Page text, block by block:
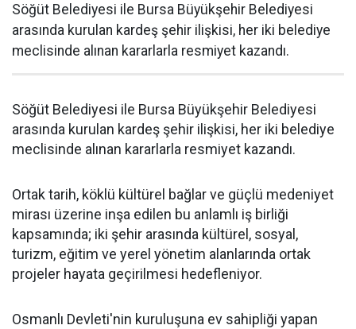
Söğüt Belediyesi ile Bursa Büyükşehir Belediyesi
arasında kurulan kardeş şehir ilişkisi, her iki belediye
meclisinde alınan kararlarla resmiyet kazandı.
Söğüt Belediyesi ile Bursa Büyükşehir Belediyesi
arasında kurulan kardeş şehir ilişkisi, her iki belediye
meclisinde alınan kararlarla resmiyet kazandı.
Ortak tarih, köklü kültürel bağlar ve güçlü medeniyet
mirası üzerine inşa edilen bu anlamlı iş birliği
kapsamında; iki şehir arasında kültürel, sosyal,
turizm, eğitim ve yerel yönetim alanlarında ortak
projeler hayata geçirilmesi hedefleniyor.
Osmanlı Devleti'nin kuruluşuna ev sahipliği yapan